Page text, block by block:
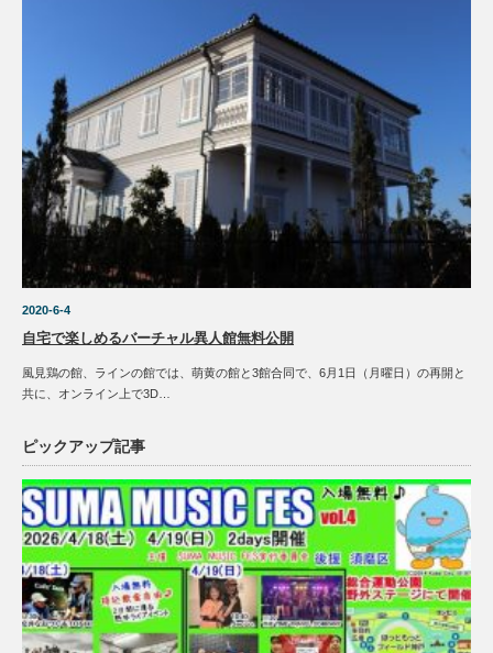
2020-6-4
自宅で楽しめるバーチャル異人館無料公開
風見鶏の館、ラインの館では、萌黄の館と3館合同で、6月1日（月曜日）の再開と
共に、オンライン上で3D…
ピックアップ記事